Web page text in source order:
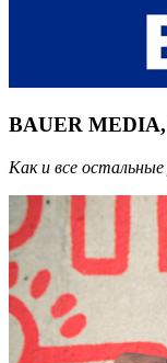
BAUER
Как и все